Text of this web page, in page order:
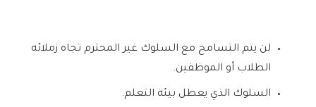
لن يتم التسامح مع السلوك غير المحترم تجاه زملائه
الطلاب أو الموظفين.
السلوك الذي يعطل بيئة التعلم.